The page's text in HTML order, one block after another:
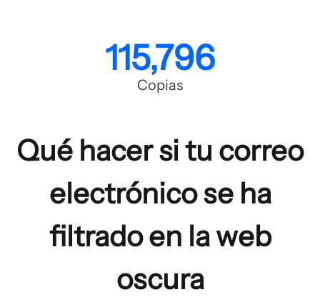
115,796
Copias
Qué hacer si tu correo
electrónico se ha
filtrado en la web
oscura